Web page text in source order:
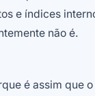
e índices
não é.
é assim que